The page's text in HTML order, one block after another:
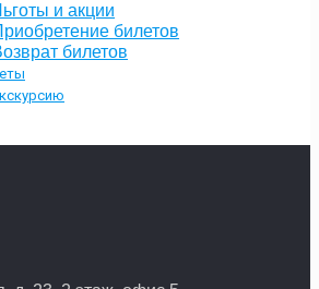
и акции
билетов
билетов